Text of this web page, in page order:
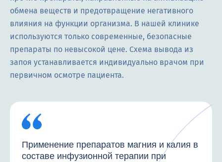
обмена веществ и предотвращение негативного
влияния на функции организма. В нашей клинике
используются только современные, безопасные
препараты по невысокой цене. Схема вывода из
запоя устанавливается индивидуально врачом при
первичном осмотре пациента.
Применение препаратов магния и калия в
составе инфузионной терапии при